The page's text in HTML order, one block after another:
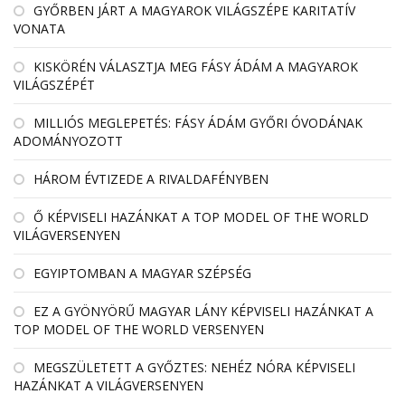
GYŐRBEN JÁRT A MAGYAROK VILÁGSZÉPE KARITATÍV
VONATA
KISKÖRÉN VÁLASZTJA MEG FÁSY ÁDÁM A MAGYAROK
VILÁGSZÉPÉT
MILLIÓS MEGLEPETÉS: FÁSY ÁDÁM GYŐRI ÓVODÁNAK
ADOMÁNYOZOTT
HÁROM ÉVTIZEDE A RIVALDAFÉNYBEN
Ő KÉPVISELI HAZÁNKAT A TOP MODEL OF THE WORLD
VILÁGVERSENYEN
EGYIPTOMBAN A MAGYAR SZÉPSÉG
EZ A GYÖNYÖRŰ MAGYAR LÁNY KÉPVISELI HAZÁNKAT A
TOP MODEL OF THE WORLD VERSENYEN
MEGSZÜLETETT A GYŐZTES: NEHÉZ NÓRA KÉPVISELI
HAZÁNKAT A VILÁGVERSENYEN